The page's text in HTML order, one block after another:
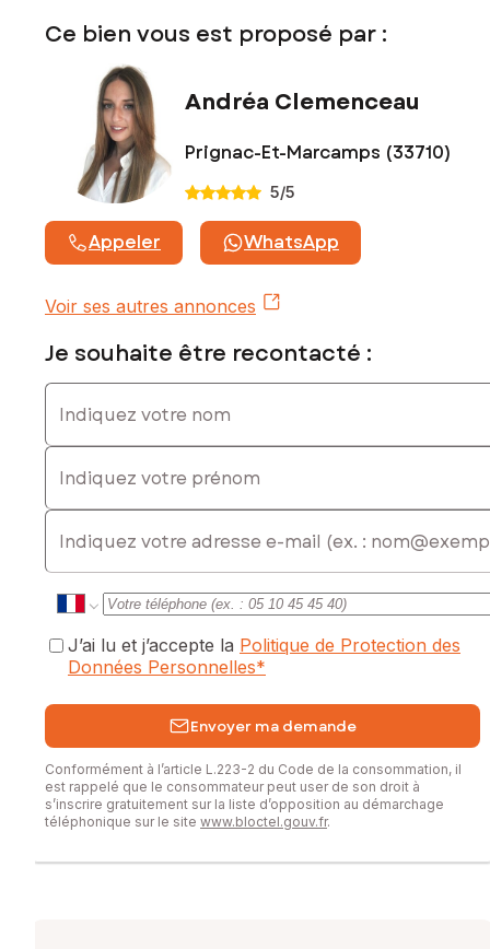
Tél. : 0658929127, E-mail : andrea.clemenceau@safti.fr - EI -
Agent commercial immatriculé au RSAC de Bordeaux sous le
numéro 843 656 083
Ce bien vous est proposé par :
Andréa Clemenceau
Prignac-Et-Marcamps (33710)
5/5
Appeler WhatsApp
Voir ses autres annonces
Je souhaite être recontacté :
Indiquez votre nom
Indiquez votre prénom
E-mail
J’ai lu et j’accepte la Politique de Protection des
Données Personnelles*
Envoyer ma demande
Conformément à l’article L.223-2 du Code de la consommation, il
est rappelé que le consommateur peut user de son droit à
s’inscrire gratuitement sur la liste d’opposition au démarchage
téléphonique sur le site www.bloctel.gouv.fr.